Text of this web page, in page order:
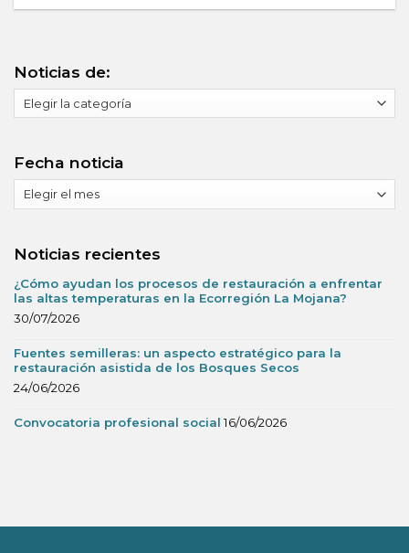
Noticias de:
de:
Fecha noticia
noticia
Noticias recientes
¿Cómo ayudan los procesos de restauración a enfrentar
las altas temperaturas en la Ecorregión La Mojana?
30/07/2026
Fuentes semilleras: un aspecto estratégico para la
restauración asistida de los Bosques Secos
24/06/2026
Convocatoria profesional social 16/06/2026